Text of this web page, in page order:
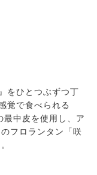
をひとつぶずつ丁
覚で食べられる
最中皮を使用し、ア
フロランタン「咲